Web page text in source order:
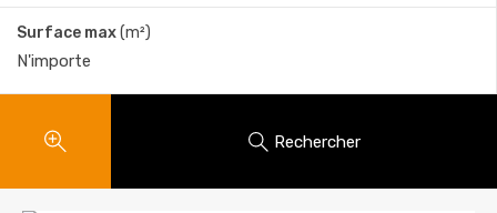
Surface max(m²)
Rechercher